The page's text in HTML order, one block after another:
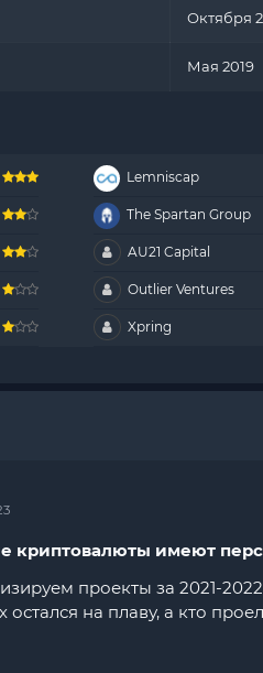
Октября
Мая 2019
Lemniscap
The Spartan Group
AU21 Capital
Outlier Ventures
Xpring
криптовалюты имеют
проекты за 2021-
остался на плаву, а кто